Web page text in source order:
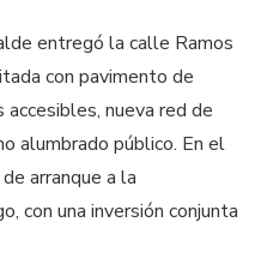
entregó la calle Ramos
con pavimento de
nueva red de
alumbrado público. En el
arranque a la
con una inversión conjunta